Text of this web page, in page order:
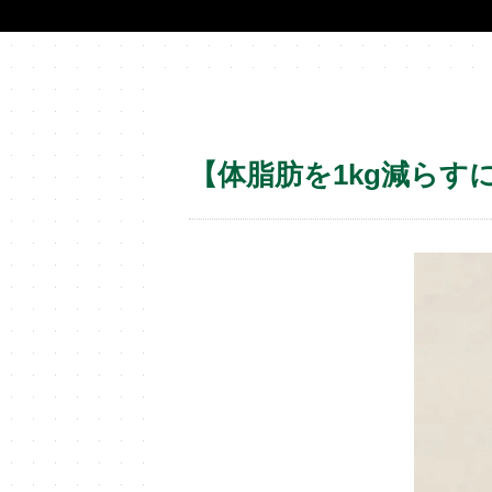
【体脂肪を1kg減らす